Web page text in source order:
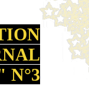
N°3